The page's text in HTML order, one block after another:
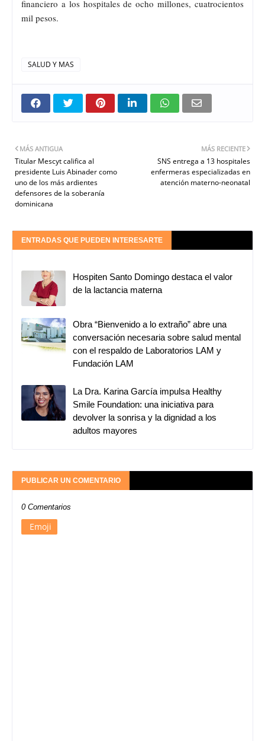
financiero a los hospitales de ocho millones, cuatrocientos
mil pesos.
SALUD Y MAS
MÁS RECIENTE
SNS entrega a 13 hospitales
enfermeras especializadas en
atención materno-neonatal
MÁS ANTIGUA
Titular Mescyt califica al
presidente Luis Abinader como
uno de los más ardientes
defensores de la soberanía
dominicana
ENTRADAS QUE PUEDEN INTERESARTE
Hospiten Santo Domingo destaca el valor
de la lactancia materna
Obra “Bienvenido a lo extraño” abre una
conversación necesaria sobre salud mental
con el respaldo de Laboratorios LAM y
Fundación LAM
La Dra. Karina García impulsa Healthy
Smile Foundation: una iniciativa para
devolver la sonrisa y la dignidad a los
adultos mayores
PUBLICAR UN COMENTARIO
0 Comentarios
Emoji